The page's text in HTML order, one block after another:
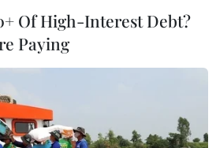
cho biết sẽ tiến hành
từ tháng 1/2027 đến
đối tác công nghệ Mỹ, với hợp
triệu USD.
Of High-Interest Debt?
Paying